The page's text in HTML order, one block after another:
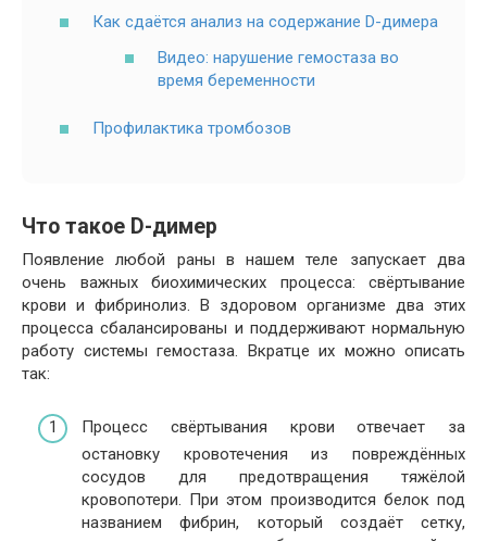
Как сдаётся анализ на содержание D-димера
Видео: нарушение гемостаза во
время беременности
Профилактика тромбозов
Что такое D-димер
Появление любой раны в нашем теле запускает два
очень важных биохимических процесса: свёртывание
крови и фибринолиз. В здоровом организме два этих
процесса сбалансированы и поддерживают нормальную
работу системы гемостаза. Вкратце их можно описать
так:
Процесс свёртывания крови отвечает за
остановку кровотечения из повреждённых
сосудов для предотвращения тяжёлой
кровопотери. При этом производится белок под
названием фибрин, который создаёт сетку,